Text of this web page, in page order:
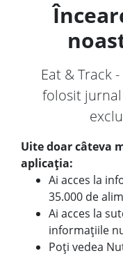
Eat & Track
folosit
Uite doar câteva
aplicația:
Ai acces la
35.000 de
Ai acces la
informațiile
Poți vedea